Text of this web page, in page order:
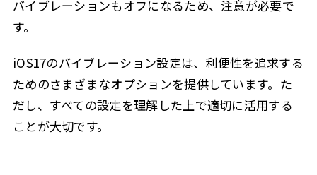
バイブレーションもオフになるため、注意が必要で
す。
iOS17のバイブレーション設定は、利便性を追求する
ためのさまざまなオプションを提供しています。た
だし、すべての設定を理解した上で適切に活用する
ことが大切です。